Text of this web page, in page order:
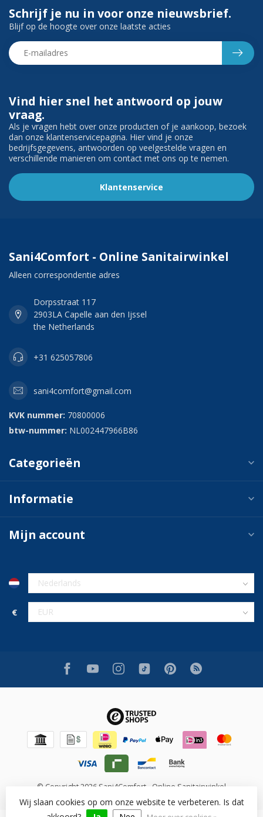
Vind hier snel het antwoord op jouw
vraag.
Als je vragen hebt over onze producten of je aankoop, bezoek
dan onze klantenservicepagina. Hier vind je onze
bedrijfsgegevens, antwoorden op veelgestelde vragen en
verschillende manieren om contact met ons op te nemen.
Klantenservice
Schrijf je nu in voor onze nieuwsbrief.
Blijf op de hoogte over onze laatste acties
Sani4Comfort - Online Sanitairwinkel
Alleen correspondentie adres
Dorpsstraat 117
2903LA Capelle aan den Ijssel
the Netherlands
+31 625057806
sani4comfort@gmail.com
KVK nummer: 70800006
btw-nummer: NL002447966B86
Categorieën
Informatie
Mijn account
€
© Copyright 2026 Sani4Comfort - Online Sanitairwinkel
Wij slaan cookies op om onze website te verbeteren. Is dat